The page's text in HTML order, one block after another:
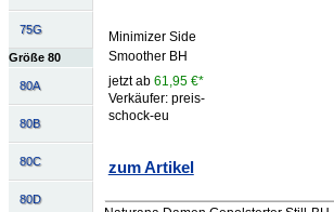
75G
Größe 80
80A
80B
80C
80D
Minimizer Side
Smoother BH
jetzt ab 61,95 €*
Verkäufer: preis-
schock-eu
zum Artikel